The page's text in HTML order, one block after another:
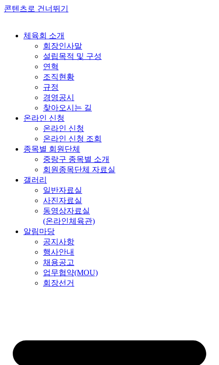
콘텐츠로 건너뛰기
체육회 소개
회장인사말
설립목적 및 구성
연혁
조직현황
규정
경영공시
찾아오시는 길
온라인 신청
온라인 신청
온라인 신청 조회
종목별 회원단체
중랑구 종목별 소개
회원종목단체 자료실
갤러리
일반자료실
사진자료실
동영상자료실
(온라인체육관)
알림마당
공지사항
행사안내
채용공고
업무협약(MOU)
회장선거